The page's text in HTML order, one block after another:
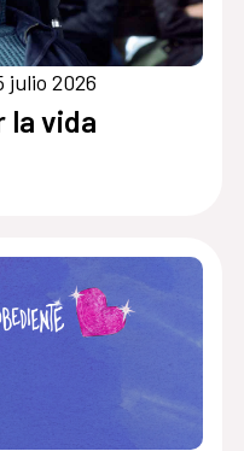
julio 2026
la vida